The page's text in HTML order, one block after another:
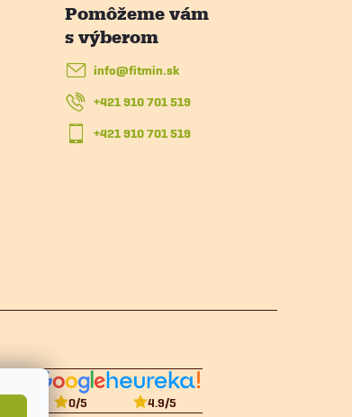
info@fitmin.sk
+421 910 701 519
+421 910 701 519
0/5 4.9/5